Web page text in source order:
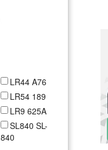
LR44 A76
LR54 189
LR9 625A
SL840 SL-
840